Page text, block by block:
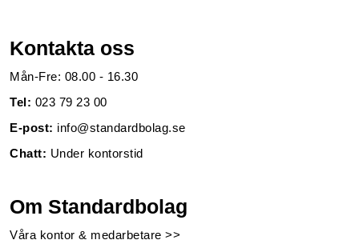
Kontakta oss
Mån-Fre: 08.00 - 16.30
Tel: 023 79 23 00
E-post: info@standardbolag.se
Chatt: Under kontorstid
Om Standardbolag
Våra kontor & medarbetare >>